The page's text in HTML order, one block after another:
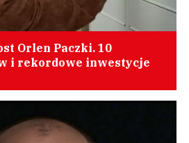
Orlen Paczki. 10
i rekordowe inwestycje